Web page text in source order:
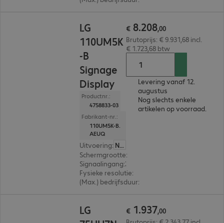
LG
110UM5K
-B
Signage
Display
Productnr.:
4758833-03
Fabrikant-nr.:
110UM5K-B.
AEUQ
Uitvoering:
Nederland
Schermgrootte:
Signaalingang:
Fysieke resolutie:
(Max.) bedrijfsduur:
€ 8.208,00
Brutoprijs: € 9.931,68 incl.
€ 1.723,68 btw
Levering vanaf 12.
augustus
Nog slechts enkele
artikelen op voorraad.
LG
€ 1.937,00